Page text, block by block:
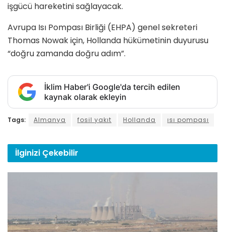
işgücü hareketini sağlayacak.
Avrupa Isı Pompası Birliği (EHPA) genel sekreteri
Thomas Nowak için, Hollanda hükümetinin duyurusu
“doğru zamanda doğru adım”.
İklim Haber'i Google'da tercih edilen
kaynak olarak ekleyin
Tags: Almanya fosil yakıt Hollanda ısı pompası
İlginizi Çekebilir